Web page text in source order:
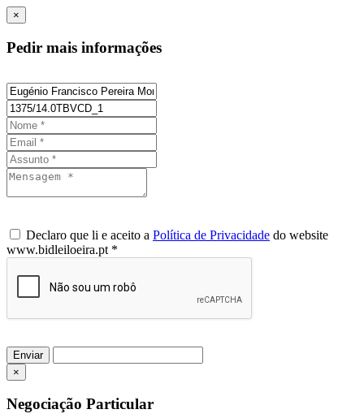
×
Pedir mais informações
Declaro que li e aceito a Política de Privacidade do website
www.bidleiloeira.pt *
Enviar
×
Negociação Particular